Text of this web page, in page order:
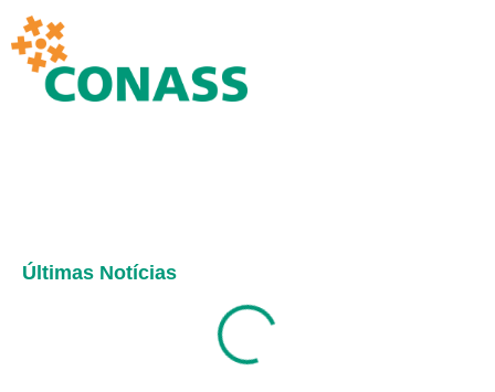
Últimas Notícias